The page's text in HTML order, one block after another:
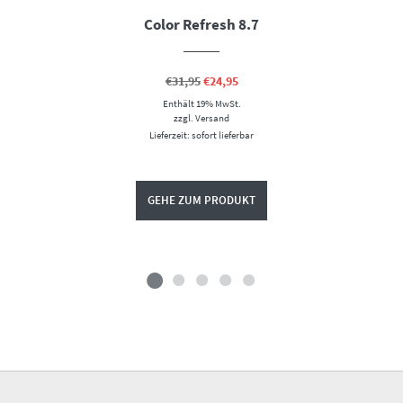
Color Refresh 8.7
€31,95Ursprünglicher
Preis
war:
€31,95
€24,95Aktueller
ist:
Enthält 19% MwSt.
zzgl.Versand
Lieferzeit: sofort lieferbar
GEHE ZUM PRODUKT